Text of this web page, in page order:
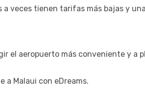
veces tienen tarifas más bajas y
el aeropuerto más conveniente y a
a Malaui con eDreams.